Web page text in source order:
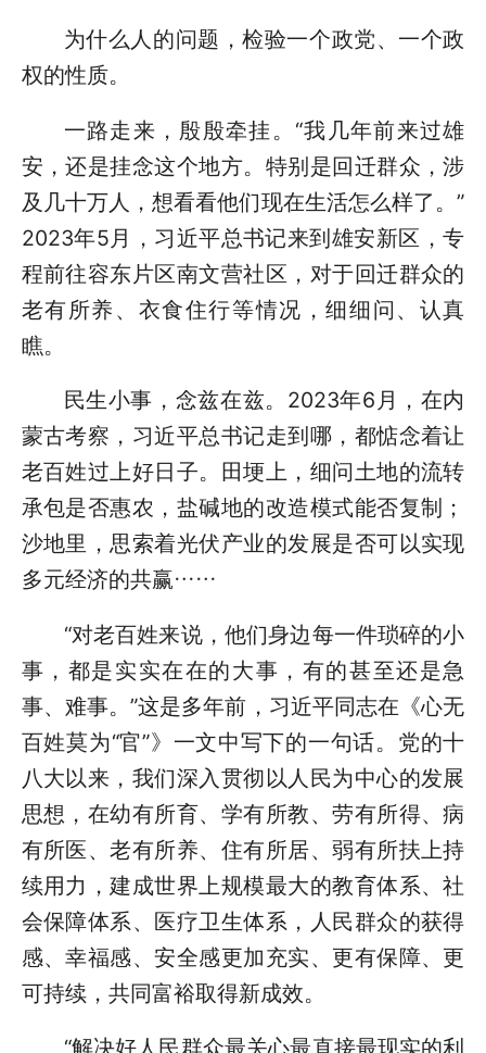
为什么人的问题，检验一个政党、一个政
权的性质。
一路走来，殷殷牵挂。“我几年前来过雄
安，还是挂念这个地方。特别是回迁群众，涉
及几十万人，想看看他们现在生活怎么样了。”
2023年5月，习近平总书记来到雄安新区，专
程前往容东片区南文营社区，对于回迁群众的
老有所养、衣食住行等情况，细细问、认真
瞧。
民生小事，念兹在兹。2023年6月，在内
蒙古考察，习近平总书记走到哪，都惦念着让
老百姓过上好日子。田埂上，细问土地的流转
承包是否惠农，盐碱地的改造模式能否复制；
沙地里，思索着光伏产业的发展是否可以实现
多元经济的共赢……
“对老百姓来说，他们身边每一件琐碎的小
事，都是实实在在的大事，有的甚至还是急
事、难事。”这是多年前，习近平同志在《心无
百姓莫为“官”》一文中写下的一句话。党的十
八大以来，我们深入贯彻以人民为中心的发展
思想，在幼有所育、学有所教、劳有所得、病
有所医、老有所养、住有所居、弱有所扶上持
续用力，建成世界上规模最大的教育体系、社
会保障体系、医疗卫生体系，人民群众的获得
感、幸福感、安全感更加充实、更有保障、更
可持续，共同富裕取得新成效。
“解决好人民群众最关心最直接最现实的利